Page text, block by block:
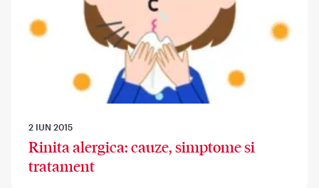
2 IUN 2015
Rinita alergica: cauze, simptome si
tratament